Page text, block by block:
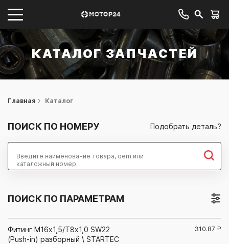
КАТАЛОГ ЗАПЧАСТЕЙ
Главная Каталог
ПОИСК ПО НОМЕРУ Подобрать деталь?
ПОИСК ПО ПАРАМЕТРАМ
Фитинг М16x1,5/Т8x1,0 SW22
(Push-in) разборный \ STARTEC
310.87 ₽